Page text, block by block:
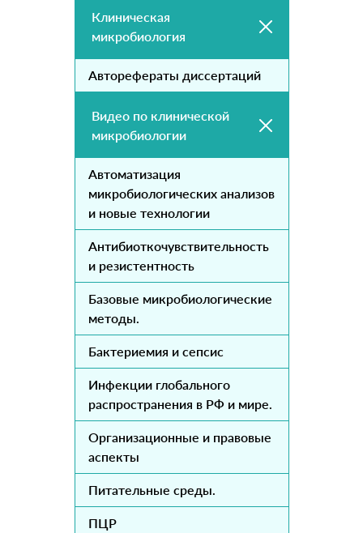
Клиническая
микробиология
Авторефераты диссертаций
Видео по клинической
микробиологии
Автоматизация
микробиологических анализов
и новые технологии
Антибиоткочувствительность
и резистентность
Базовые микробиологические
методы.
Бактериемия и сепсис
Инфекции глобального
распространения в РФ и мире.
Организационные и правовые
аспекты
Питательные среды.
ПЦР